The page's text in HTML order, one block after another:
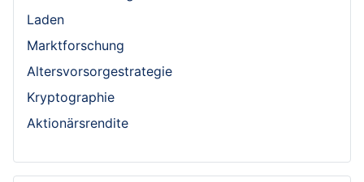
Laden
Marktforschung
Altersvorsorgestrategie
Kryptographie
Aktionärsrendite